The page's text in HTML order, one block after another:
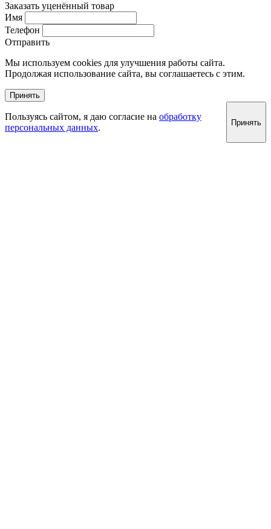
Заказать уценённый товар
Имя
Телефон
Отправить
Мы используем cookies для улучшения работы сайта.
Продолжая использование сайта, вы соглашаетесь с этим.
Принять
Пользуясь сайтом, я даю согласие на обработку
персональных данных. Принять